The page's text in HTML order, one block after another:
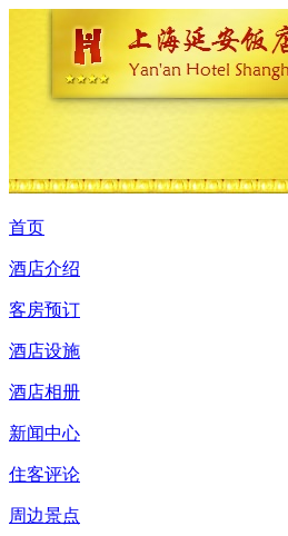
首页
酒店介绍
客房预订
酒店设施
酒店相册
新闻中心
住客评论
周边景点